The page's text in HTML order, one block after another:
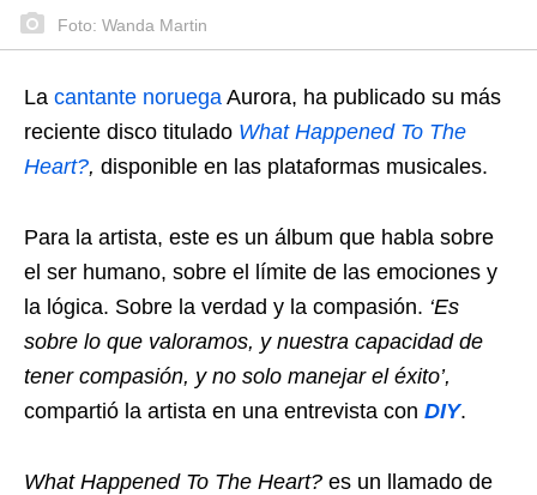
Foto: Wanda Martin
La cantante noruega Aurora, ha publicado su más
reciente disco titulado What Happened To The
Heart?, disponible en las plataformas musicales.
Para la artista, este es un álbum que habla sobre
el ser humano, sobre el límite de las emociones y
la lógica. Sobre la verdad y la compasión. ‘Es
sobre lo que valoramos, y nuestra capacidad de
tener compasión, y no solo manejar el éxito’,
compartió la artista en una entrevista con DIY.
What Happened To The Heart? es un llamado de